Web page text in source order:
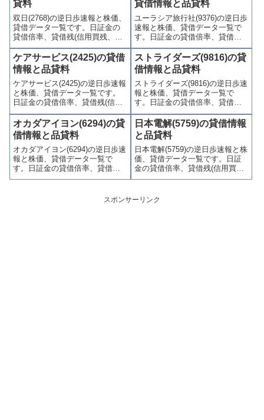
連情報を集計し、図解でわかり
やすくまとめて掲載していま
す。
連情報を集計し、図解でわかり
やすくまとめて掲載していま
す。
貸料
双日(2768)の逆日歩速報と株価、
貸借データ一覧です。日証金の
貸借倍率、貸借残(信用買残、信
用売残)、品貸料(逆日歩)、東証
の週末残高、規制(注意喚起・申
込停止)など、空売り関連情報を
集計し、図解でわかりやすくま
とめて掲載しています。
貸借情報と品貸料
ユーラシア旅行社(9376)の逆日歩
速報と株価、貸借データ一覧で
す。日証金の貸借倍率、貸借残
(信用買残、信用売残)、品貸料
(逆日歩)、東証の週末残高、規制
(注意喚起・申込停止)など、空売
り関連情報を集計し、図解でわ
かりやすくまとめて掲載してい
ます。
ケアサービス(2425)の貸借
情報と品貸料
ケアサービス(2425)の逆日歩速報
と株価、貸借データ一覧です。
日証金の貸借倍率、貸借残(信用
買残、信用売残)、品貸料(逆日
歩)、東証の週末残高、規制(注意
喚起・申込停止)など、空売り関
連情報を集計し、図解でわかり
やすくまとめて掲載していま
す。
ストライダーズ(9816)の貸
借情報と品貸料
ストライダーズ(9816)の逆日歩速
報と株価、貸借データ一覧で
す。日証金の貸借倍率、貸借残
(信用買残、信用売残)、品貸料
(逆日歩)、東証の週末残高、規制
(注意喚起・申込停止)など、空売
り関連情報を集計し、図解でわ
かりやすくまとめて掲載してい
ます。
オカダアイヨン(6294)の貸
借情報と品貸料
オカダアイヨン(6294)の逆日歩速
報と株価、貸借データ一覧で
す。日証金の貸借倍率、貸借残
(信用買残、信用売残)、品貸料
(注意喚起・申込停止)など、空売
り関連情報を集計し、図解でわ
日本電解(5759)の貸借情報
と品貸料
日本電解(5759)の逆日歩速報と株
価、貸借データ一覧です。日証
金の貸借倍率、貸借残(信用買
残、信用売残)、品貸料(逆日
喚起・申込停止)など、空売り関
連情報を集計し、図解でわかり
スポンサーリンク